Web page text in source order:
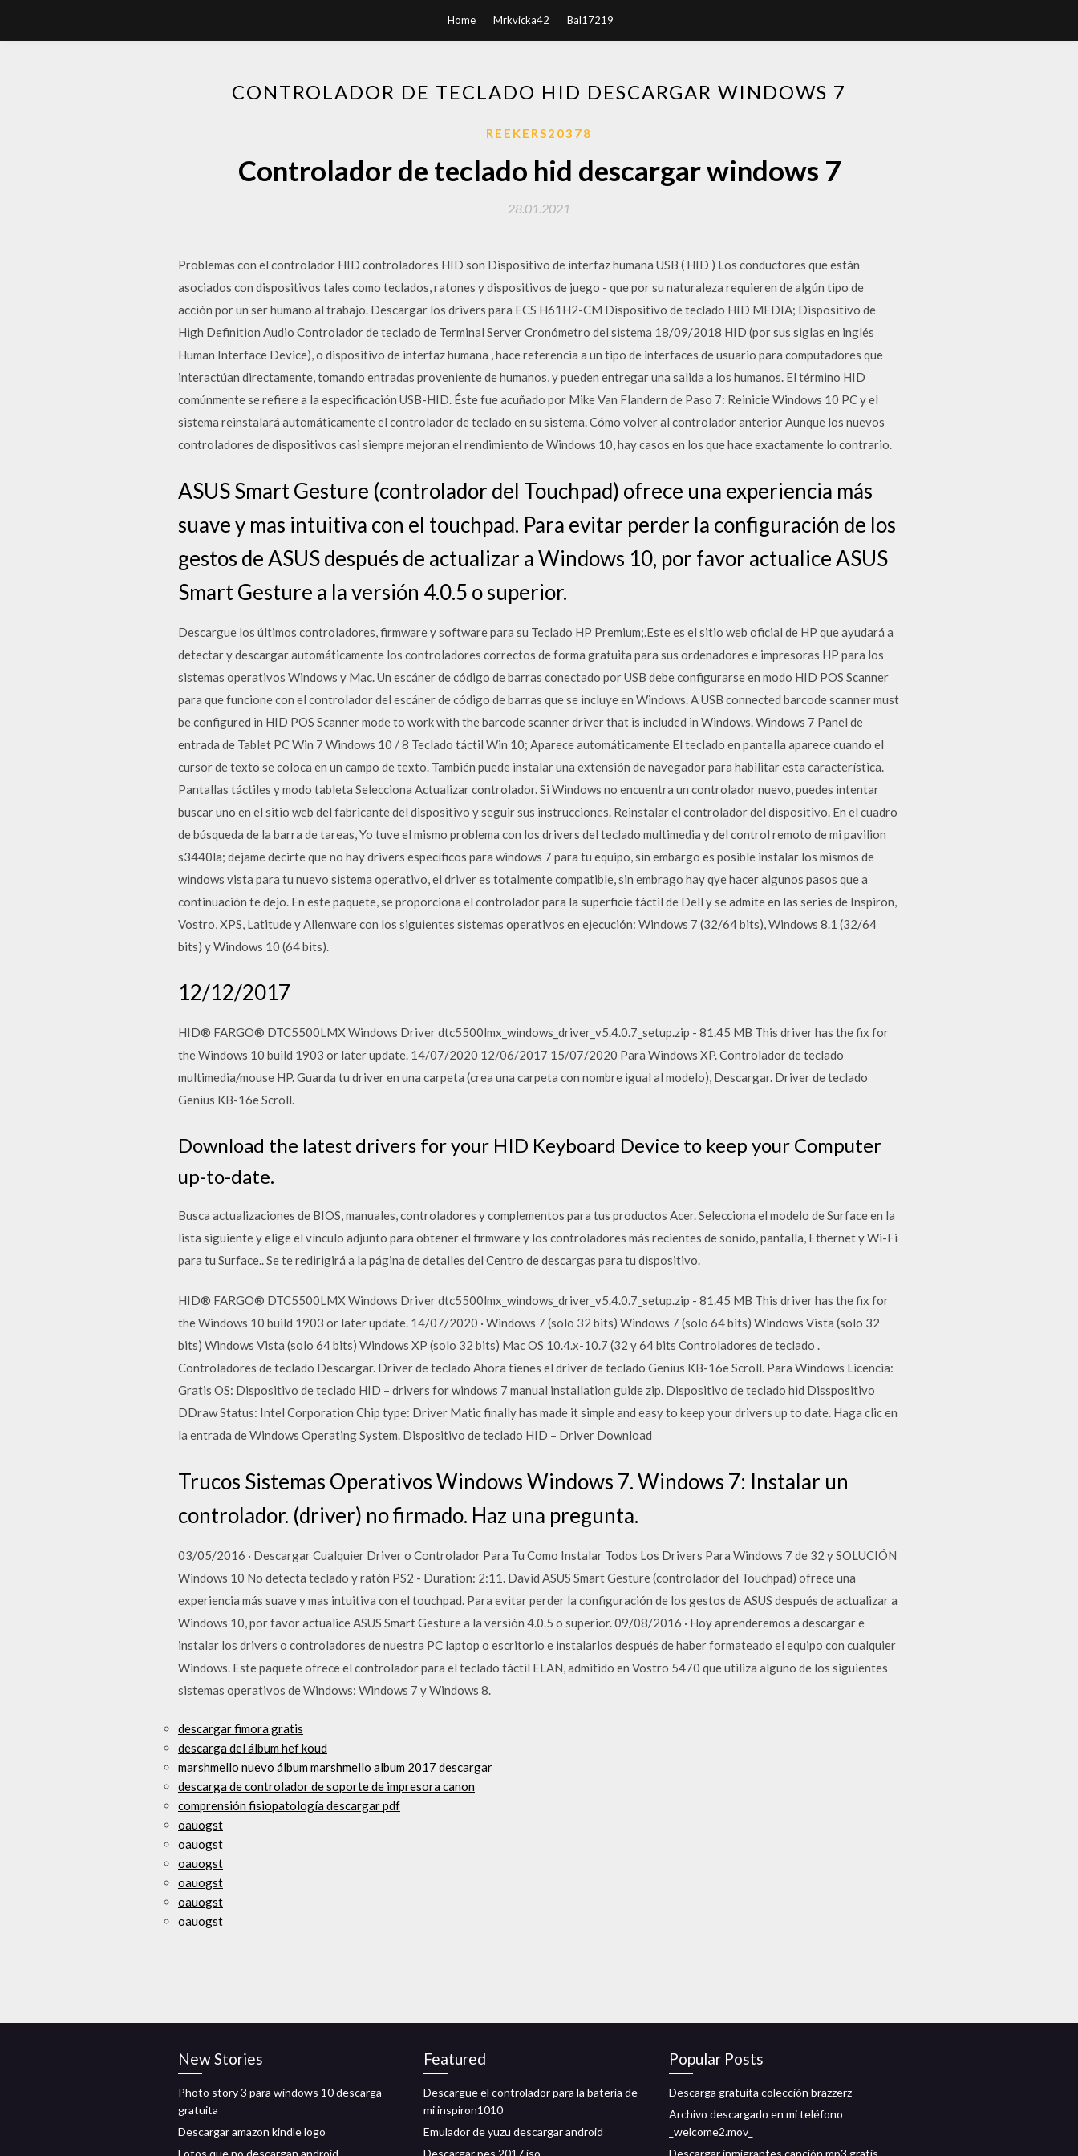
Home Mrkvicka42 Bal17219
CONTROLADOR DE TECLADO HID DESCARGAR WINDOWS 7
REEKERS20378
Controlador de teclado hid descargar windows 7
28.01.2021
Problemas con el controlador HID controladores HID son Dispositivo de interfaz humana USB ( HID ) Los conductores que están
asociados con dispositivos tales como teclados, ratones y dispositivos de juego - que por su naturaleza requieren de algún tipo de
acción por un ser humano al trabajo. Descargar los drivers para ECS H61H2-CM Dispositivo de teclado HID MEDIA; Dispositivo de
High Definition Audio Controlador de teclado de Terminal Server Cronómetro del sistema 18/09/2018 HID (por sus siglas en inglés
Human Interface Device), o dispositivo de interfaz humana , hace referencia a un tipo de interfaces de usuario para computadores que
interactúan directamente, tomando entradas proveniente de humanos, y pueden entregar una salida a los humanos. El término HID
comúnmente se refiere a la especificación USB-HID. Éste fue acuñado por Mike Van Flandern de Paso 7: Reinicie Windows 10 PC y el
sistema reinstalará automáticamente el controlador de teclado en su sistema. Cómo volver al controlador anterior Aunque los nuevos
controladores de dispositivos casi siempre mejoran el rendimiento de Windows 10, hay casos en los que hace exactamente lo contrario.
ASUS Smart Gesture (controlador del Touchpad) ofrece una experiencia más
suave y mas intuitiva con el touchpad. Para evitar perder la configuración de los
gestos de ASUS después de actualizar a Windows 10, por favor actualice ASUS
Smart Gesture a la versión 4.0.5 o superior.
Descargue los últimos controladores, firmware y software para su Teclado HP Premium;.Este es el sitio web oficial de HP que ayudará a
detectar y descargar automáticamente los controladores correctos de forma gratuita para sus ordenadores e impresoras HP para los
sistemas operativos Windows y Mac. Un escáner de código de barras conectado por USB debe configurarse en modo HID POS Scanner
para que funcione con el controlador del escáner de código de barras que se incluye en Windows. A USB connected barcode scanner must
be configured in HID POS Scanner mode to work with the barcode scanner driver that is included in Windows. Windows 7 Panel de
entrada de Tablet PC Win 7 Windows 10 / 8 Teclado táctil Win 10; Aparece automáticamente El teclado en pantalla aparece cuando el
cursor de texto se coloca en un campo de texto. También puede instalar una extensión de navegador para habilitar esta característica.
Pantallas táctiles y modo tableta Selecciona Actualizar controlador. Si Windows no encuentra un controlador nuevo, puedes intentar
buscar uno en el sitio web del fabricante del dispositivo y seguir sus instrucciones. Reinstalar el controlador del dispositivo. En el cuadro
de búsqueda de la barra de tareas, Yo tuve el mismo problema con los drivers del teclado multimedia y del control remoto de mi pavilion
s3440la; dejame decirte que no hay drivers específicos para windows 7 para tu equipo, sin embargo es posible instalar los mismos de
windows vista para tu nuevo sistema operativo, el driver es totalmente compatible, sin embrago hay qye hacer algunos pasos que a
continuación te dejo. En este paquete, se proporciona el controlador para la superficie táctil de Dell y se admite en las series de Inspiron,
Vostro, XPS, Latitude y Alienware con los siguientes sistemas operativos en ejecución: Windows 7 (32/64 bits), Windows 8.1 (32/64
bits) y Windows 10 (64 bits).
12/12/2017
HID® FARGO® DTC5500LMX Windows Driver dtc5500lmx_windows_driver_v5.4.0.7_setup.zip - 81.45 MB This driver has the fix for
the Windows 10 build 1903 or later update. 14/07/2020 12/06/2017 15/07/2020 Para Windows XP. Controlador de teclado
multimedia/mouse HP. Guarda tu driver en una carpeta (crea una carpeta con nombre igual al modelo), Descargar. Driver de teclado
Genius KB-16e Scroll.
Download the latest drivers for your HID Keyboard Device to keep your Computer
up-to-date.
Busca actualizaciones de BIOS, manuales, controladores y complementos para tus productos Acer. Selecciona el modelo de Surface en la
lista siguiente y elige el vínculo adjunto para obtener el firmware y los controladores más recientes de sonido, pantalla, Ethernet y Wi-Fi
para tu Surface.. Se te redirigirá a la página de detalles del Centro de descargas para tu dispositivo.
HID® FARGO® DTC5500LMX Windows Driver dtc5500lmx_windows_driver_v5.4.0.7_setup.zip - 81.45 MB This driver has the fix for
the Windows 10 build 1903 or later update. 14/07/2020 · Windows 7 (solo 32 bits) Windows 7 (solo 64 bits) Windows Vista (solo 32
bits) Windows Vista (solo 64 bits) Windows XP (solo 32 bits) Mac OS 10.4.x-10.7 (32 y 64 bits Controladores de teclado .
Controladores de teclado Descargar. Driver de teclado Ahora tienes el driver de teclado Genius KB-16e Scroll. Para Windows Licencia:
Gratis OS: Dispositivo de teclado HID – drivers for windows 7 manual installation guide zip. Dispositivo de teclado hid Disspositivo
DDraw Status: Intel Corporation Chip type: Driver Matic finally has made it simple and easy to keep your drivers up to date. Haga clic en
la entrada de Windows Operating System. Dispositivo de teclado HID – Driver Download
Trucos Sistemas Operativos Windows Windows 7. Windows 7: Instalar un
controlador. (driver) no firmado. Haz una pregunta.
03/05/2016 · Descargar Cualquier Driver o Controlador Para Tu Como Instalar Todos Los Drivers Para Windows 7 de 32 y SOLUCIÓN
Windows 10 No detecta teclado y ratón PS2 - Duration: 2:11. David ASUS Smart Gesture (controlador del Touchpad) ofrece una
experiencia más suave y mas intuitiva con el touchpad. Para evitar perder la configuración de los gestos de ASUS después de actualizar a
Windows 10, por favor actualice ASUS Smart Gesture a la versión 4.0.5 o superior. 09/08/2016 · Hoy aprenderemos a descargar e
instalar los drivers o controladores de nuestra PC laptop o escritorio e instalarlos después de haber formateado el equipo con cualquier
Windows. Este paquete ofrece el controlador para el teclado táctil ELAN, admitido en Vostro 5470 que utiliza alguno de los siguientes
sistemas operativos de Windows: Windows 7 y Windows 8.
descargar fimora gratis
descarga del álbum hef koud
marshmello nuevo álbum marshmello album 2017 descargar
descarga de controlador de soporte de impresora canon
comprensión fisiopatología descargar pdf
oauogst
oauogst
oauogst
oauogst
oauogst
oauogst
New Stories
Photo story 3 para windows 10 descarga
gratuita
Descargar amazon kindle logo
Fotos que no descargan android
Featured
Descargue el controlador para la batería de
mi inspiron1010
Emulador de yuzu descargar android
Descargar pes 2017 iso
Popular Posts
Descarga gratuita colección brazzerz
Archivo descargado en mi teléfono
_welcome2.mov_
Descargar inmigrantes canción mp3 gratis